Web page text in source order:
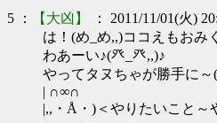
5 ： 【大凶】
： 2011/11/01(火)
は！(め_め,,)ココえもおみ
わあーい♪(癶_癶,,)♪
やってタヌちゃが勝手に～
| ∩∞∩
|,,・Å・)＜やりたいこと～